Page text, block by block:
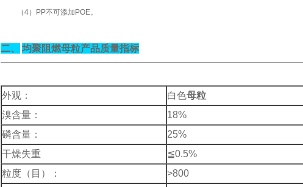
（4） PP不可添加POE。
二、 均聚阻燃母粒产品质量指标
外观： 白色母粒
溴含量：
18%
磷含量：
25%
干燥失重
≦0.5%
粒度（目）：
>800